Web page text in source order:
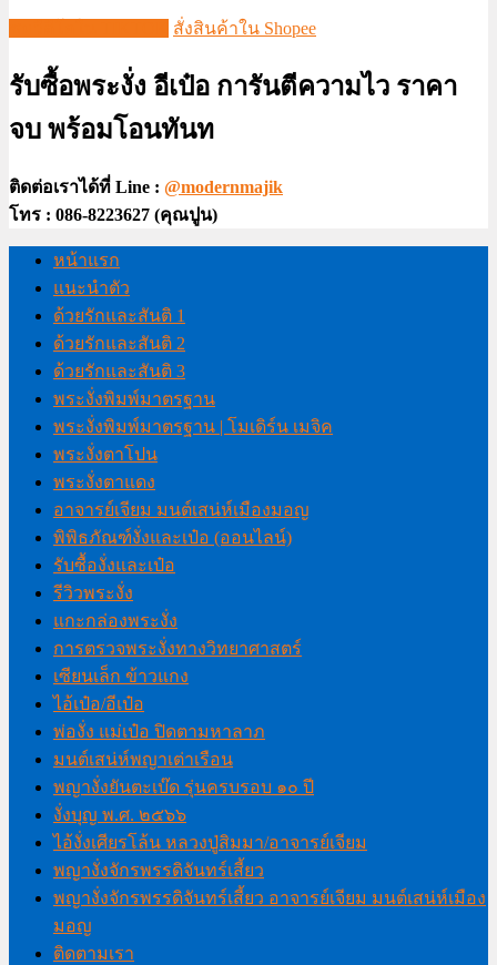
สั่งสินค้าใน Shopee
รับซื้อพระงั่ง อีเป๋อ การันตีความไว ราคา
จบ พร้อมโอนทันท
ติดต่อเราได้ที่ Line : @modernmajik
โทร : 086-8223627 (คุณปูน)
หน้าแรก
แนะนำตัว
ด้วยรักและสันติ 1
ด้วยรักและสันติ 2
ด้วยรักและสันติ 3
พระงั่งพิมพ์มาตรฐาน
พระงั่งพิมพ์มาตรฐาน | โมเดิร์น เมจิค
พระงั่งตาโปน
พระงั่งตาแดง
อาจารย์เจียม มนต์เสน่ห์เมืองมอญ
พิพิธภัณฑ์งั่งและเป๋อ (ออนไลน์)
รับซื้องั่งและเป๋อ
รีวิวพระงั่ง
แกะกล่องพระงั่ง
การตรวจพระงั่งทางวิทยาศาสตร์
เซียนเล็ก ข้าวแกง
ไอ้เป๋อ/อีเป๋อ
พ่องั่ง แม่เป๋อ ปิดตามหาลาภ
มนต์เสน่ห์พญาเต่าเรือน
พญางั่งยันตะเบ๊ด รุ่นครบรอบ ๑๐ ปี
งั่งบุญ พ.ศ. ๒๕๖๖
ไอ้งั่งเศียรโล้น หลวงปู่สิมมา/อาจารย์เจียม
พญางั่งจักรพรรดิจันทร์เสี้ยว
พญางั่งจักรพรรดิจันทร์เสี้ยว อาจารย์เจียม มนต์เสน่ห์เมือง
มอญ
ติดตามเรา